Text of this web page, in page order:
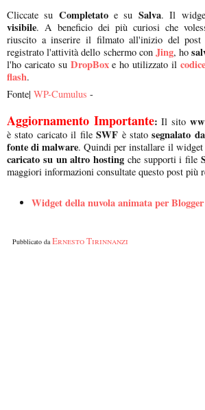
Cliccate su Completatoe su Salva. Il
visibile. A beneficio dei più curiosi che
riuscito a inserire il filmato all'inizio del post
registrato l'attività dello schermo con Jing, ho
l'ho caricato su DropBoxe ho utilizzato il
flash.
Fonte| WP-Cumulus -
Aggiornamento Importante: Il sito
è stato caricato il fileSWF è statosegnalato
fonte di malware. Quindi per installare il widget
caricato su un altro hosting che supporti i file
maggiori informazioni consultate questo post più
Widget della nuvola animata per Blogger
Pubblicato da Ernesto Tirinnanzi